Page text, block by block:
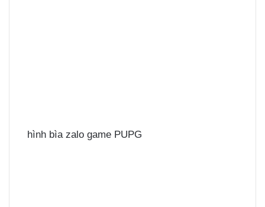
hình bìa zalo game PUPG